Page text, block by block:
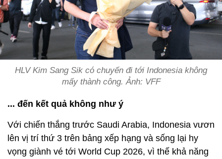
HLV Kim Sang Sik có chuyến đi tới Indonesia không
mấy thành công. Ảnh: VFF
... đến kết quả không như ý
Với chiến thắng trước Saudi Arabia, Indonesia vươn
lên vị trí thứ 3 trên bảng xếp hạng và sống lại hy
vọng giành vé tới World Cup 2026, vì thế khả năng